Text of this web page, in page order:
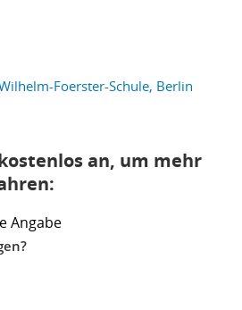
Foerster-Schule, Berlin
an, um mehr
Angabe